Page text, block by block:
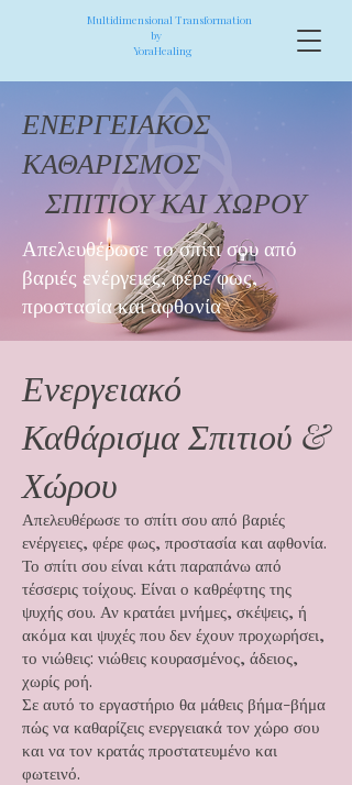
Multidimensional Transformation
by
YoraHealing
ΕΝΕΡΓΕΙΑΚΟΣ
ΚΑΘΑΡΙΣΜΟΣ
ΣΠΙΤΙΟΥ ΚΑΙ ΧΩΡΟΥ
Απελευθέρωσε το σπίτι σου από
βαριές ενέργειες, φέρε φως,
προστασία και αφθονία
Ενεργειακό
Καθάρισμα Σπιτιού &
Χώρου
Απελευθέρωσε το σπίτι σου από βαριές
ενέργειες, φέρε φως, προστασία και αφθονία.
Το σπίτι σου είναι κάτι παραπάνω από
τέσσερις τοίχους. Είναι ο καθρέφτης της
ψυχής σου. Αν κρατάει μνήμες, σκέψεις, ή
ακόμα και ψυχές που δεν έχουν προχωρήσει,
το νιώθεις: νιώθεις κουρασμένος, άδειος,
χωρίς ροή.
Σε αυτό το εργαστήριο θα μάθεις βήμα-βήμα
πώς να καθαρίζεις ενεργειακά τον χώρο σου
και να τον κρατάς προστατευμένο και
φωτεινό.